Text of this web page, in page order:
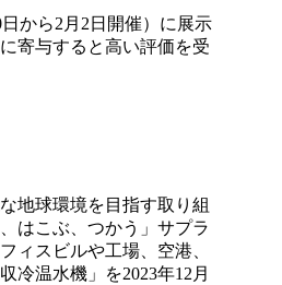
日から2月2日開催）に展示
寄与すると高い評価を受
地球環境を目指す取り組
はこぶ、つかう」サプラ
ィスビルや工場、空港、
冷温水機」を2023年12月